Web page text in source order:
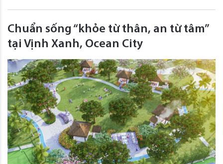
Chuẩn sống “khỏe từ thân, an từ tâm”
tại Vịnh Xanh, Ocean City